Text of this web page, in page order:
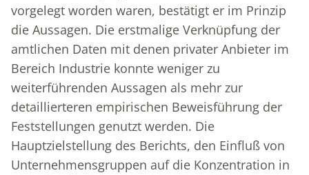
vorgelegt worden waren, bestätigt er im Prinzip
die Aussagen. Die erstmalige Verknüpfung der
amtlichen Daten mit denen privater Anbieter im
Bereich Industrie konnte weniger zu
weiterführenden Aussagen als mehr zur
detaillierteren empirischen Beweisführung der
Feststellungen genutzt werden. Die
Hauptzielstellung des Berichts, den Einfluß von
Unternehmensgruppen auf die Konzentration in